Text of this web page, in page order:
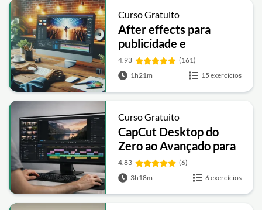
Curso Gratuito
After effects para
publicidade e
propaganda
4.93
(161)
1h21m
15 exercícios
Curso Gratuito
CapCut Desktop do
Zero ao Avançado para
Edição de Vídeos
4.83
(6)
3h18m
6 exercícios